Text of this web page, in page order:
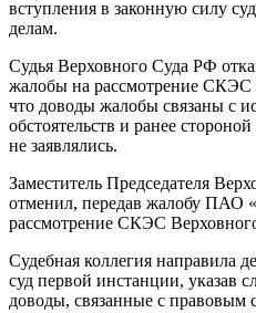
вступления в законную силу
делам.
Судья Верховного Суда РФ
жалобы на рассмотрение СКЭС
что доводы жалобы связаны с
обстоятельств и ранее
не заявлялись.
Заместитель Председателя
отменил, передав жалобу ПАО
рассмотрение СКЭС
Судебная коллегия направила
суд первой инстанции, указав
доводы, связанные с правовым